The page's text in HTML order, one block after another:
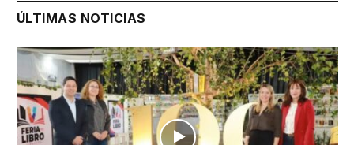
ÚLTIMAS NOTICIAS